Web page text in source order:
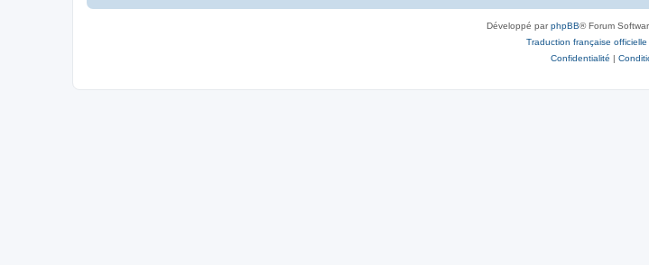
Développé parphpBB® Forum
Traduction française officielle
Confidentialité |